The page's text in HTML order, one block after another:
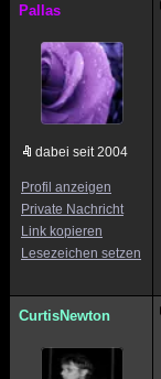
Pallas
dabei seit 2004
Profil anzeigen
Private Nachricht
Link kopieren
Lesezeichen setzen
CurtisNewton